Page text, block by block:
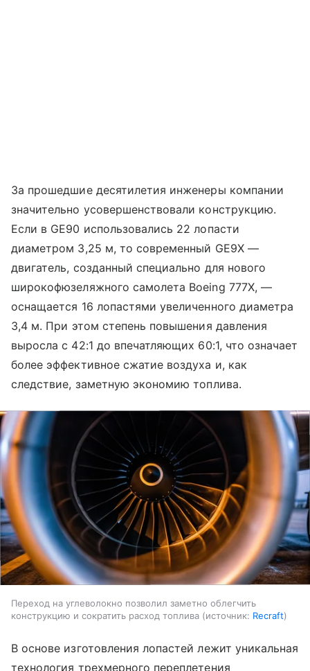
За прошедшие десятилетия инженеры компании
значительно усовершенствовали конструкцию.
Если в GE90 использовались 22 лопасти
диаметром 3,25 м, то современный GE9X —
двигатель, созданный специально для нового
широкофюзеляжного самолета Boeing 777X, —
оснащается 16 лопастями увеличенного диаметра
3,4 м. При этом степень повышения давления
выросла с 42:1 до впечатляющих 60:1, что означает
более эффективное сжатие воздуха и, как
следствие, заметную экономию топлива.
Переход на углеволокно позволил заметно облегчить
конструкцию и сократить расход топлива
источник: Recraft
В основе изготовления лопастей лежит уникальная
технология трехмерного переплетения